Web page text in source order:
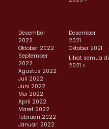
Desember
2022
Oktober 2022
September
2022
Agustus 2022
Juli 2022
Juni 2022
Mei 2022
April 2022
Maret 2022
Februari 2022
Januari 2022
Desember
2021
Oktober 2021
Lihat semua di
2021 >